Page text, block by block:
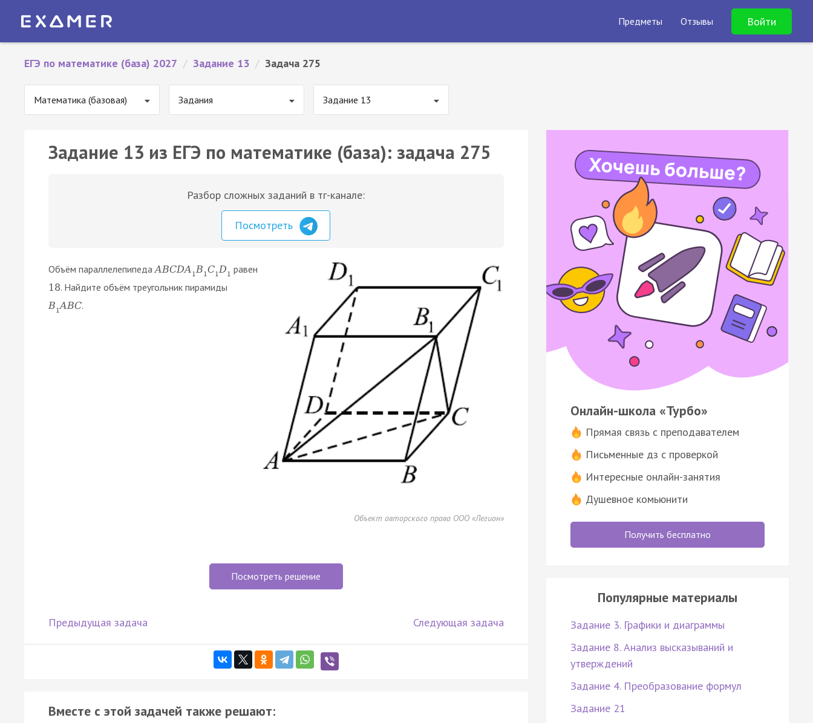
Предметы Отзывы Войти
ЕГЭ по математике (база) 2027 / Задание 13 / Задача 275
Математика (базовая) Задания Задание 13
Задание 13 из ЕГЭ по математике (база): задача 275
Разбор сложных заданий в тг-канале:
Посмотреть
Объём параллелепипеда ABCDA 1 B1 C1 D1 равен
18. Найдите объём треугольник пирамиды
B1ABC.
Объект авторского права ООО «Легион»
Посмотреть решение
Предыдущая задача Следующая задача
Вместе с этой задачей также решают:
Онлайн-школа «Турбо»
Прямая связь с преподавателем
Письменные дз с проверкой
Интересные онлайн-занятия
Душевное комьюнити
Получить бесплатно
Популярные материалы
Задание 3. Графики и диаграммы
Задание 8. Анализ высказываний и
утверждений
Задание 4. Преобразование формул
Задание 21